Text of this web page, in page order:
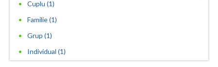
Prahova
Salaj
Cuplu (1)
Familie (1)
Grup (1)
Individual (1)